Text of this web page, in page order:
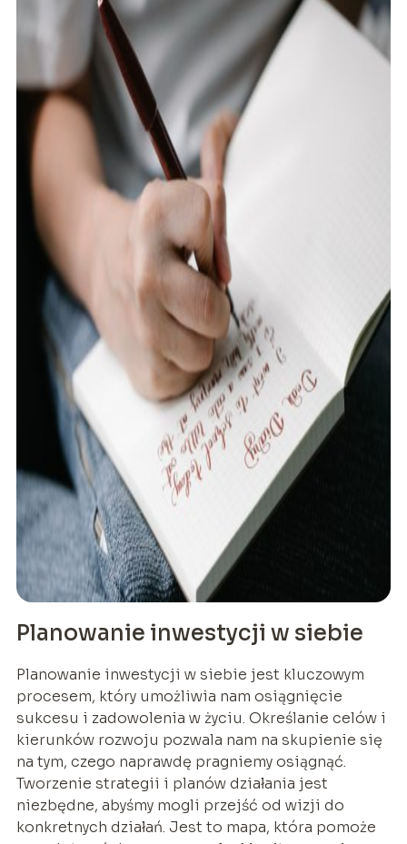
Planowanie inwestycji w siebie
Planowanie inwestycji w siebie jest kluczowym
procesem, który umożliwia nam osiągnięcie
sukcesu i zadowolenia w życiu. Określanie celów i
kierunków rozwoju pozwala nam na skupienie się
na tym, czego naprawdę pragniemy osiągnąć.
Tworzenie strategii i planów działania jest
niezbędne, abyśmy mogli przejść od wizji do
konkretnych działań. Jest to mapa, która pomoże